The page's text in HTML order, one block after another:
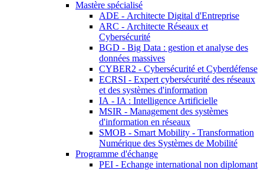
Mastère spécialisé
ADE - Architecte Digital d'Entreprise
ARC - Architecte Réseaux et
Cybersécurité
BGD - Big Data : gestion et analyse des
données massives
CYBER2 - Cybersécurité et Cyberdéfense
ECRSI - Expert cybersécurité des réseaux
et des systèmes d'information
IA - IA : Intelligence Artificielle
MSIR - Management des systèmes
d'information en réseaux
SMOB - Smart Mobility - Transformation
Numérique des Systèmes de Mobilité
Programme d'échange
PEI - Echange international non diplomant